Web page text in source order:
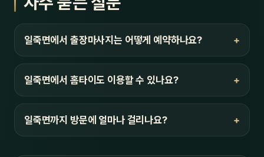
일죽면에서 출장마사지는 어떻게 예약하나요?
일죽면에서 홈타이도 이용할 수 있나요?
일죽면까지 방문에 얼마나 걸리나요?